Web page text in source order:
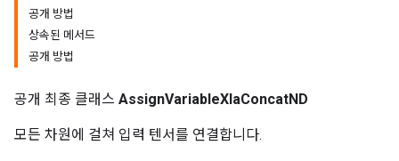
공개 방법
상속된 메서드
공개 방법
공개 최종 클래스 AssignVariableXlaConcatND
모든 차원에 걸쳐 입력 텐서를 연결합니다.